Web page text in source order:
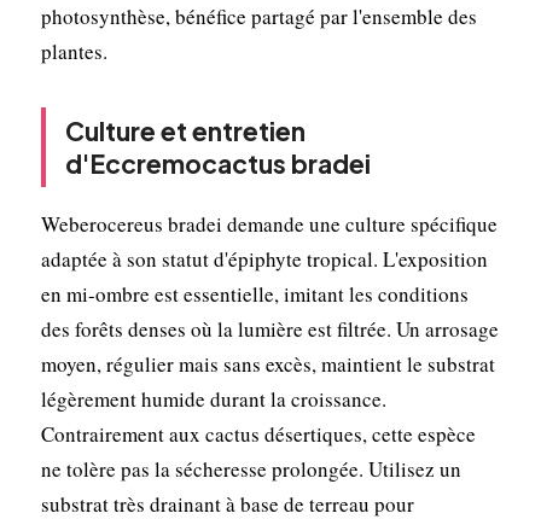
photosynthèse, bénéfice partagé par l'ensemble des
plantes.
Culture et entretien
d'Eccremocactus bradei
Weberocereus bradei demande une culture spécifique
adaptée à son statut d'épiphyte tropical. L'exposition
en mi-ombre est essentielle, imitant les conditions
des forêts denses où la lumière est filtrée. Un arrosage
moyen, régulier mais sans excès, maintient le substrat
légèrement humide durant la croissance.
Contrairement aux cactus désertiques, cette espèce
ne tolère pas la sécheresse prolongée. Utilisez un
substrat très drainant à base de terreau pour